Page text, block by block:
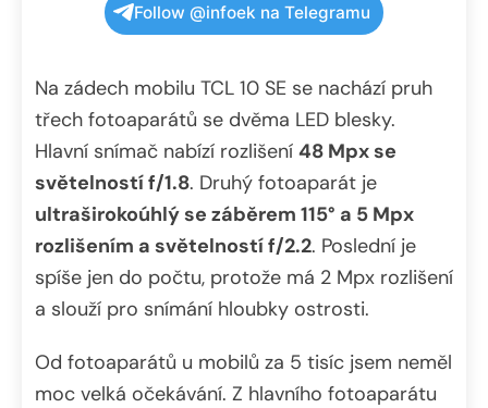
Follow @infoek na Telegramu
Na zádech mobilu TCL 10 SE se nachází pruh
třech fotoaparátů se dvěma LED blesky.
Hlavní snímač nabízí rozlišení 48 Mpx se
světelností f/1.8. Druhý fotoaparát je
ultraširokoúhlý se záběrem 115° a 5 Mpx
rozlišením a světelností f/2.2. Poslední je
spíše jen do počtu, protože má 2 Mpx rozlišení
a slouží pro snímání hloubky ostrosti.
Od fotoaparátů u mobilů za 5 tisíc jsem neměl
moc velká očekávání. Z hlavního fotoaparátu